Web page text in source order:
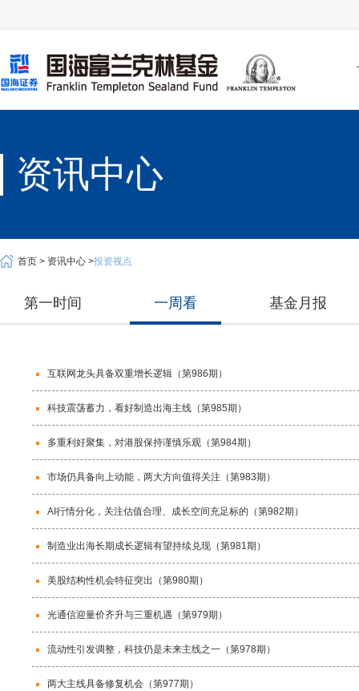
资讯中心
首页 > 资讯中心 >投资视点
第一时间 一周看 基金月报
互联网龙头具备双重增长逻辑（第986期）
科技震荡蓄力，看好制造出海主线（第985期）
多重利好聚集，对港股保持谨慎乐观（第984期）
市场仍具备向上动能，两大方向值得关注（第983期）
AI行情分化，关注估值合理、成长空间充足标的（第982期）
制造业出海长期成长逻辑有望持续兑现（第981期）
美股结构性机会特征突出（第980期）
光通信迎量价齐升与三重机遇（第979期）
流动性引发调整，科技仍是未来主线之一（第978期）
两大主线具备修复机会（第977期）